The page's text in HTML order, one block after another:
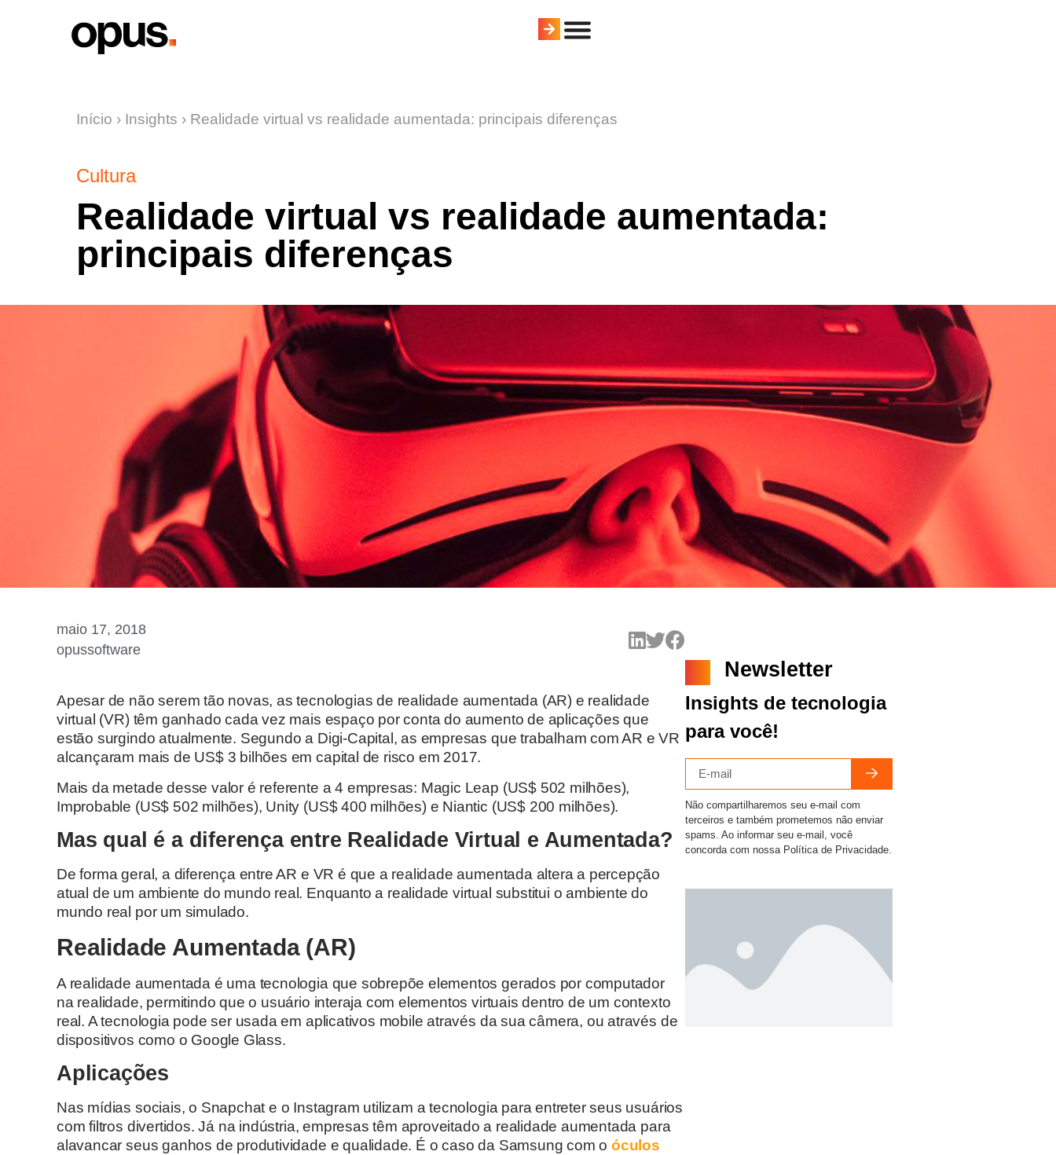
Início › Insights › Realidade virtual vs realidade aumentada: principais diferenças
Cultura
Realidade virtual vs realidade aumentada:
principais diferenças
maio 17, 2018
opussoftware
Apesar de não serem tão novas, as tecnologias de realidade aumentada (AR) e realidade
virtual (VR) têm ganhado cada vez mais espaço por conta do aumento de aplicações que
estão surgindo atualmente. Segundo a Digi-Capital, as empresas que trabalham com AR e VR
alcançaram mais de US$ 3 bilhões em capital de risco em 2017.
Mais da metade desse valor é referente a 4 empresas: Magic Leap (US$ 502 milhões),
Improbable (US$ 502 milhões), Unity (US$ 400 milhões) e Niantic (US$ 200 milhões).
Mas qual é a diferença entre Realidade Virtual e Aumentada?
De forma geral, a diferença entre AR e VR é que a realidade aumentada altera a percepção
atual de um ambiente do mundo real. Enquanto a realidade virtual substitui o ambiente do
mundo real por um simulado.
Realidade Aumentada (AR)
A realidade aumentada é uma tecnologia que sobrepõe elementos gerados por computador
na realidade, permitindo que o usuário interaja com elementos virtuais dentro de um contexto
real. A tecnologia pode ser usada em aplicativos mobile através da sua câmera, ou através de
dispositivos como o Google Glass.
Aplicações
Nas mídias sociais, o Snapchat e o Instagram utilizam a tecnologia para entreter seus usuários
com filtros divertidos. Já na indústria, empresas têm aproveitado a realidade aumentada para
alavancar seus ganhos de produtividade e qualidade. É o caso da Samsung com o óculos
Newsletter
Insights de tecnologia
para você!
Não compartilharemos seu e-mail com
terceiros e também prometemos não enviar
spams. Ao informar seu e-mail, você
concorda com nossa Política de Privacidade.